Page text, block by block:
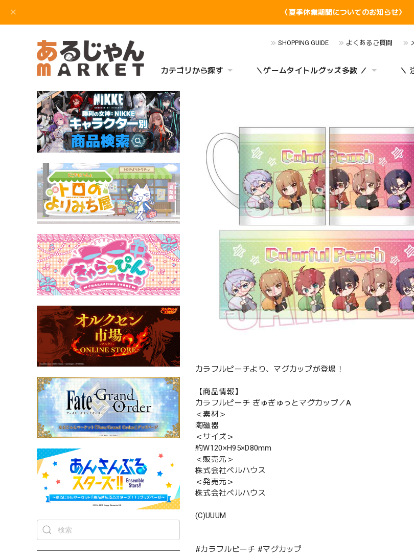
〈夏季休業期間についてのお知らせ〉
SHOPPING GUIDE よくあるご質問
カテゴリから探す ＼ゲームタイトルグッズ多数 ／ ＼
カラフルピーチより、マグカップが登場！
【商品情報】
カラフルピーチ ぎゅぎゅっとマグカップ／A
＜素材＞
陶磁器
＜サイズ＞
約W120×H95×D80mm
＜販売元＞
株式会社ベルハウス
＜発売元＞
株式会社ベルハウス
(C)UUUM
#カラフルピーチ #マグカップ